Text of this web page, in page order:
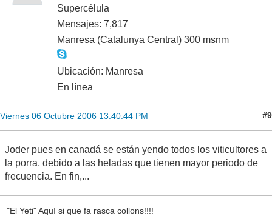
Supercélula
Mensajes: 7,817
Manresa (Catalunya Central) 300 msnm
Ubicación: Manresa
En línea
Viernes 06 Octubre 2006 13:40:44 PM #9
Joder pues en canadá se están yendo todos los viticultores a
la porra, debido a las heladas que tienen mayor periodo de
frecuencia. En fin,...
"El Yeti" Aquí si que fa rasca collons!!!!